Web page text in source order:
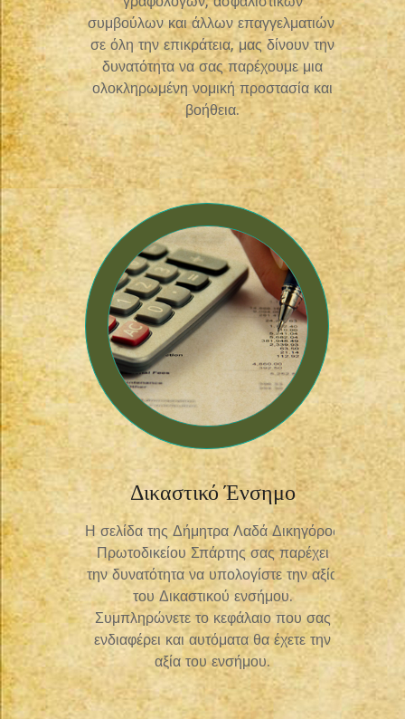
συμβούλων και άλλων επαγγελματιών,
σε όλη την επικράτεια, μας δίνουν την
δυνατότητα να σας παρέχουμε μια
ολοκληρωμένη νομική προστασία και
βοήθεια.
Δικαστικό Ένσημο
Η σελίδα της Δήμητρα Λαδά Δικηγόρος
Πρωτοδικείου Σπάρτης σας παρέχει
την δυνατότητα να υπολογίστε την αξία
του Δικαστικού ενσήμου.
Συμπληρώνετε το κεφάλαιο που σας
ενδιαφέρει και αυτόματα θα έχετε την
αξία του ενσήμου.
Μηδέν περί πλείονος ποιού, προ